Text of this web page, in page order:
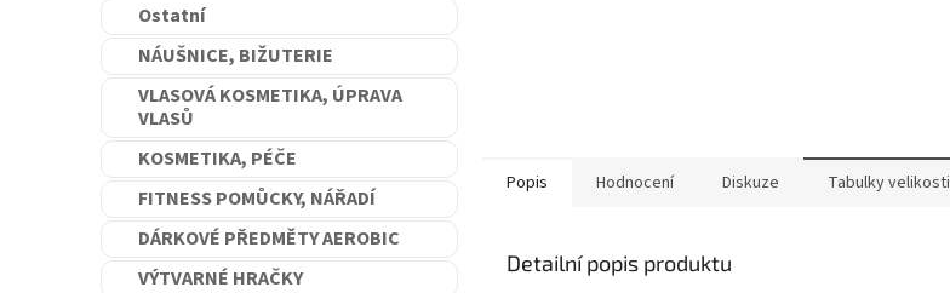
Ostatní
NÁUŠNICE, BIŽUTERIE
VLASOVÁ KOSMETIKA, ÚPRAVA
VLASŮ
KOSMETIKA, PÉČE
FITNESS POMŮCKY, NÁŘADÍ
DÁRKOVÉ PŘEDMĚTY AEROBIC
VÝTVARNÉ HRAČKY
Popis Hodnocení Diskuze Tabulky velikosti
Detailní popis produktu